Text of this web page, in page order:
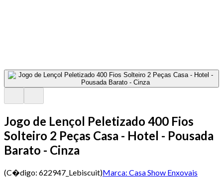
Jogo de Lençol Peletizado 400 Fios
Solteiro 2 Peças Casa - Hotel - Pousada
Barato - Cinza
(C�digo: 622947_Lebiscuit)Marca: Casa Show Enxovais